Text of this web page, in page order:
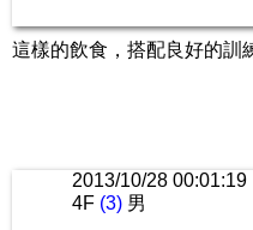
這樣的飲食，搭配良好的訓
2013/10/28 00:01:19
4F (3) 男